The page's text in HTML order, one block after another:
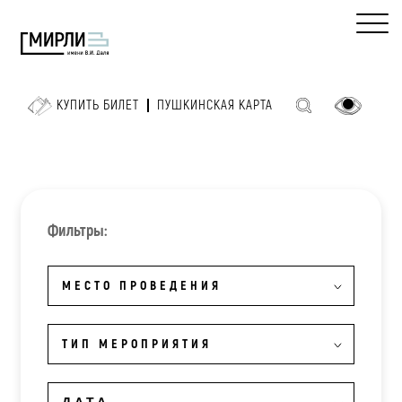
КУПИТЬ БИЛЕТ ПУШКИНСКАЯ КАРТА
Фильтры:
МЕСТО ПРОВЕДЕНИЯ
ТИП МЕРОПРИЯТИЯ